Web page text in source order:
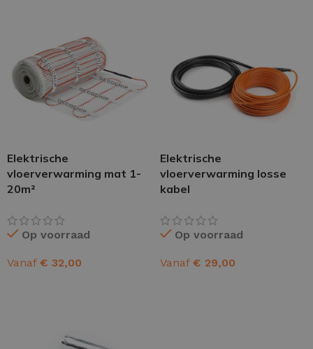
Elektrische
vloerverwarming mat 1-
20m²
Op voorraad
Vanaf € 32,00
Elektrische
vloerverwarming losse
kabel
Op voorraad
Vanaf € 29,00